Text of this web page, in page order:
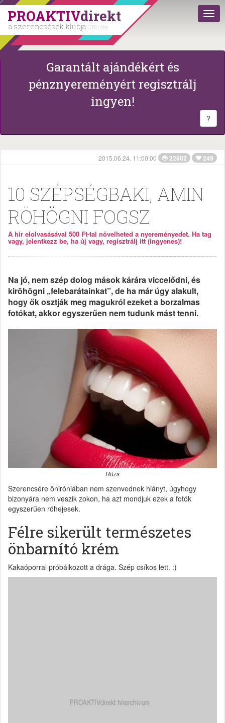
PROAKTIVdirekt
a szerencsések klubja | 2011 óta
Garantált ajándékért és
pénznyereményért regisztrálj
ingyen!
?
2015.06.24. 11:00:00 22802 249
10 SZÉPSÉGBAKI, AMIN
RÖHÖGNI FOGSZ
A hír elolvasásával 500 Ft-tal növelheted a nyereményedet. Ha tag
vagy, jelentkezz be, ha új vagy, regisztrálj itt (ingyenes)!
Na jó, nem szép dolog mások kárára viccelődni, és
kiröhögni „felebarátainkat”, de ha már úgy alakult,
hogy ők osztják meg magukról ezeket a borzalmas
fotókat, akkor egyszerűen nem tudunk mást tenni.
Rúzs
Szerencsére öniróniában nem szenvednek hiányt, úgyhogy
bizonyára nem veszik zokon, ha azt mondjuk ezek a fotók
egyszerűen röhejesek.
Félre sikerült természetes
önbarnító krém
Kakaóporral próbálkozott a drága. Szép csíkos lett. :)